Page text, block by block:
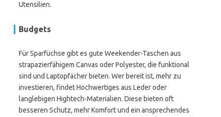
Utensilien.
Budgets
Für Sparfüchse gibt es gute Weekender-Taschen aus
strapazierfähigem Canvas oder Polyester, die funktional
sind und Laptopfächer bieten. Wer bereit ist, mehr zu
investieren, findet Hochwertiges aus Leder oder
langlebigen Hightech-Materialien. Diese bieten oft
besseren Schutz, mehr Komfort und ein ansprechendes